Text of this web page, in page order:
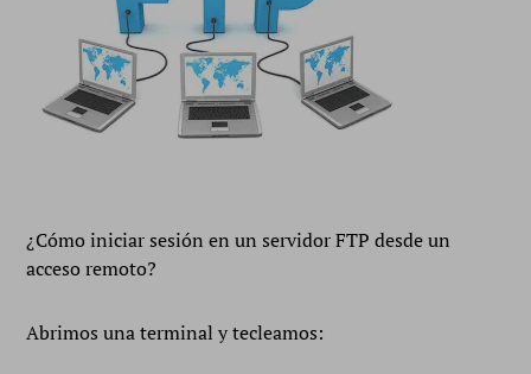
¿Cómo iniciar sesión en un servidor FTP desde un
acceso remoto?
Abrimos una terminal y tecleamos: